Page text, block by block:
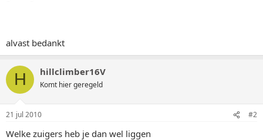
alvast bedankt
H hillclimber16V
Komt hier geregeld
21 jul 2010 #2
Welke zuigers heb je dan wel liggen